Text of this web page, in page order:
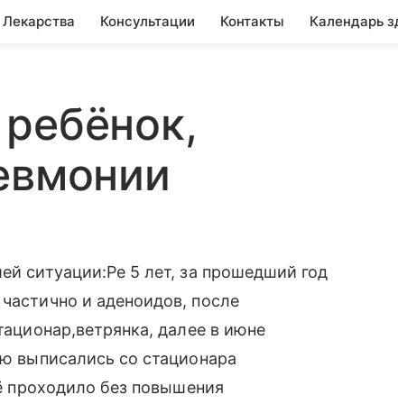
Лекарства Консультации Контакты Календарь
ситуации:Ре 5 лет, за прошедший год
и аденоидов, после
далее в июне
выписались со стационара
проходило без повышения